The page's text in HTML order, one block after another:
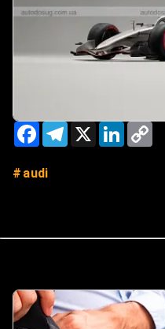
FacebookTelegram
X LinkedIn
audi